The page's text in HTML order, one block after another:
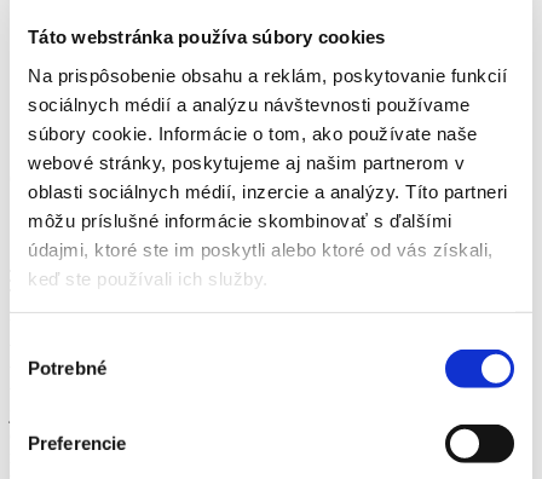
Táto webstránka používa súbory cookies
Na prispôsobenie obsahu a reklám, poskytovanie funkcií
sociálnych médií a analýzu návštevnosti používame
súbory cookie. Informácie o tom, ako používate naše
webové stránky, poskytujeme aj našim partnerom v
oblasti sociálnych médií, inzercie a analýzy. Títo partneri
môžu príslušné informácie skombinovať s ďalšími
údajmi, ktoré ste im poskytli alebo ktoré od vás získali,
keď ste používali ich služby.
súhlasu
Potrebné
Preferencie
Domov
Jesenné Premeny - Veronika
Jesenné Premeny - Veronika
Jesenné Premeny - Veronika
Menu
venovali Veronike. Jej štýl je skôr elegantný, ale keďže sa vo
voľnom čase rada
venuje turistike má rada aj športové prvky. Tomu zodpovedajú aj
obľúbenou farbou je červená. Ako sama uviedla v prihláške, do
našich premien sa prihlásila, lebo by rada skúsila nejakú zmenu,